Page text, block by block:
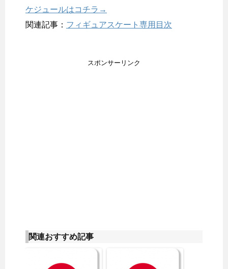
ケジュールはコチラ→
関連記事： フィギュアスケート専用目次
スポンサーリンク
関連おすすめ記事